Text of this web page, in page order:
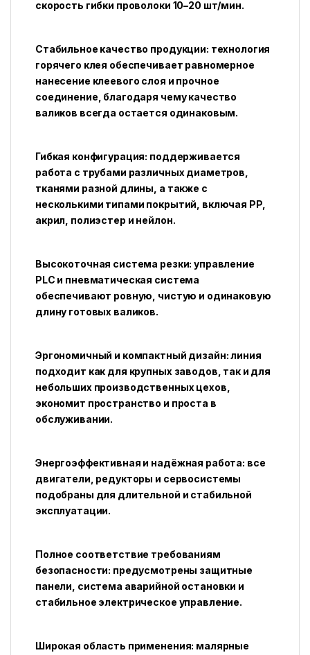
скорость гибки проволоки 10–20 шт/мин.
Стабильное качество продукции: технология
горячего клея обеспечивает равномерное
нанесение клеевого слоя и прочное
соединение, благодаря чему качество
валиков всегда остается одинаковым.
Гибкая конфигурация: поддерживается
работа с трубами различных диаметров,
тканями разной длины, а также с
несколькими типами покрытий, включая PP,
акрил, полиэстер и нейлон.
Высокоточная система резки: управление
PLC и пневматическая система
обеспечивают ровную, чистую и одинаковую
длину готовых валиков.
Эргономичный и компактный дизайн: линия
подходит как для крупных заводов, так и для
небольших производственных цехов,
экономит пространство и проста в
обслуживании.
Энергоэффективная и надёжная работа: все
двигатели, редукторы и сервосистемы
подобраны для длительной и стабильной
эксплуатации.
Полное соответствие требованиям
безопасности: предусмотрены защитные
панели, система аварийной остановки и
стабильное электрическое управление.
Широкая область применения: малярные